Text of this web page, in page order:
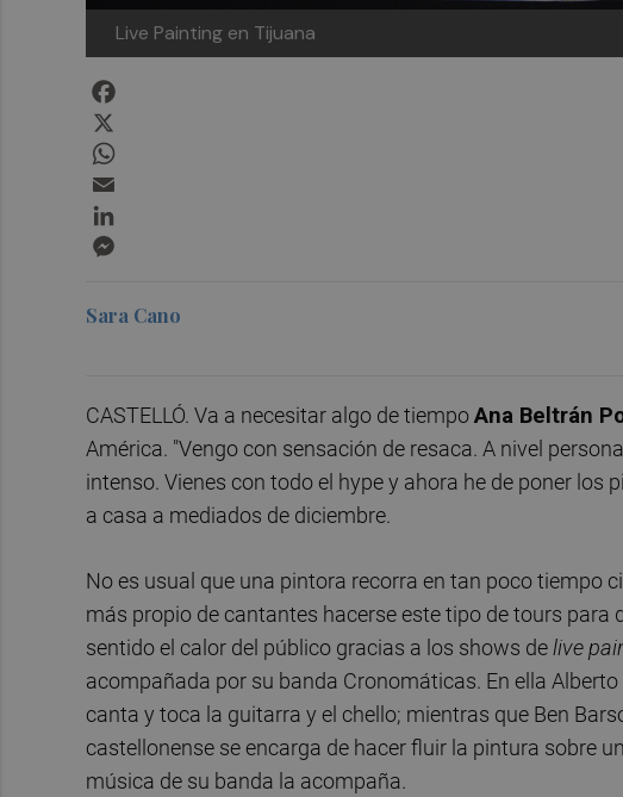
Live Painting en Tijuana
Sara Cano
CASTELLÓ. Va a necesitar algo de tiempoAna Beltrán
América. "Vengo con sensación de resaca. A nivel
intenso. Vienes con todo el hype y ahora he de poner los
a casa a mediados de diciembre.
No es usual que una pintora recorra en tan poco tiempo
más propio de cantantes hacerse este tipo de tours para
sentido el calor del público gracias a los shows delive
acompañada por su banda Cronomáticas. En ella
canta y toca la guitarra y el chello; mientras que Ben
castellonense se encarga de hacer fluir la pintura sobre
música de su banda la acompaña.